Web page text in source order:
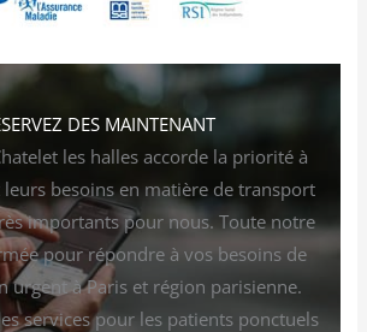
DES MAINTENANT
les halles accorde la priorité à
besoins en matière de transport
importants pour nous. Toute notre
pour répondre à vos besoins de
urgent à Paris et région parisienne.
services pour les patients ponctuels